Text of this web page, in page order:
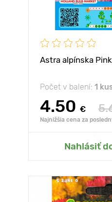
Astra alpínska Pink
Počet v balení: 1
4.50 €
Najnižšia cena za
Nahlásiť